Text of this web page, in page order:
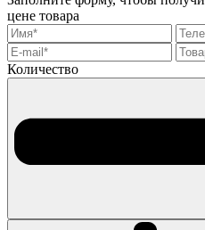
цене товара
Количество